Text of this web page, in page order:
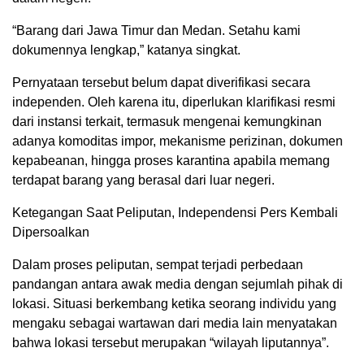
“Barang dari Jawa Timur dan Medan. Setahu kami
dokumennya lengkap,” katanya singkat.
Pernyataan tersebut belum dapat diverifikasi secara
independen. Oleh karena itu, diperlukan klarifikasi resmi
dari instansi terkait, termasuk mengenai kemungkinan
adanya komoditas impor, mekanisme perizinan, dokumen
kepabeanan, hingga proses karantina apabila memang
terdapat barang yang berasal dari luar negeri.
Ketegangan Saat Peliputan, Independensi Pers Kembali
Dipersoalkan
Dalam proses peliputan, sempat terjadi perbedaan
pandangan antara awak media dengan sejumlah pihak di
lokasi. Situasi berkembang ketika seorang individu yang
mengaku sebagai wartawan dari media lain menyatakan
bahwa lokasi tersebut merupakan “wilayah liputannya”.